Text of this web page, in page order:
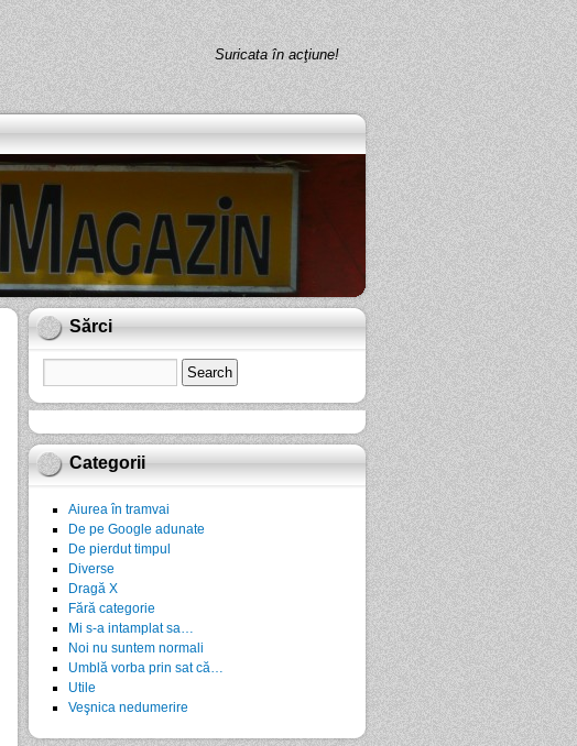
Suricata în acţiune!
Sărci
Categorii
Aiurea în tramvai
De pe Google adunate
De pierdut timpul
Diverse
Dragă X
Fără categorie
Mi s-a intamplat sa…
Noi nu suntem normali
Umblă vorba prin sat că…
Utile
Veşnica nedumerire